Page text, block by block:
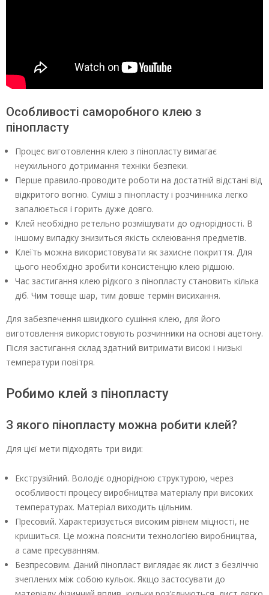
Особливості саморобного клею з
пінопласту
Процес виготовлення клею з пінопласту вимагає
неухильного дотримання техніки безпеки.
Перше правило-проводите роботи на достатній відстані від
відкритого вогню. Суміш з пінопласту і розчинника легко
запалюється і горить дуже довго.
Клей необхідно ретельно розмішувати до однорідності. В
іншому випадку знизиться якість склеювання предметів.
Клеїть можна використовувати як захисне покриття. Для
цього необхідно зробити консистенцію клею рідшою.
Час застигання клею рідкого з пінопласту становить кілька
діб. Чим товще шар, тим довше термін висихання.
Для забезпечення швидкого сушіння клею, для його
виготовлення використовують розчинники на основі ацетону.
Після застигання склад здатний витримати високі і низькі
температури повітря.
Робимо клей з пінопласту
З якого пінопласту можна робити клей?
Для цієї мети підходять три види:
Екструзійний. Володіє однорідною структурою, через
особливості процесу виробництва матеріалу при високих
температурах. Матеріал виходить цільним.
Пресовий. Характеризується високим рівнем міцності, не
кришиться. Це можна пояснити технологією виробництва,
а саме пресуванням.
Безпресовим. Даний пінопласт виглядає як лист з безліччю
зчеплених між собою кульок. Якщо застосувати до